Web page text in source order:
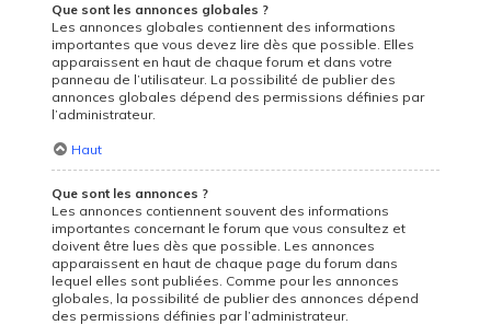
Que sont les annonces globales ?
Les annonces globales contiennent des informations
importantes que vous devez lire dès que possible. Elles
apparaissent en haut de chaque forum et dans votre
panneau de l’utilisateur. La possibilité de publier des
annonces globales dépend des permissions définies par
l’administrateur.
Haut
Que sont les annonces ?
Les annonces contiennent souvent des informations
importantes concernant le forum que vous consultez et
doivent être lues dès que possible. Les annonces
apparaissent en haut de chaque page du forum dans
lequel elles sont publiées. Comme pour les annonces
globales, la possibilité de publier des annonces dépend
des permissions définies par l’administrateur.